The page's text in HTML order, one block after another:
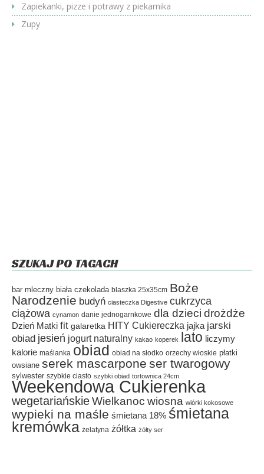
Zapiekanki, pizze i potrawy z piekarnika
Zupy
SZUKAJ PO TAGACH
bar mleczny biała czekolada blaszka 25x35cm Boże
Narodzenie budyń ciasteczka Digestive cukrzyca
ciążowa cynamon danie jednogarnkowe dla dzieci drożdże
Dzień Matki fit galaretka HITY Cukiereczka jajka jarski
obiad jesień jogurt naturalny kakao koperek lato liczymy
kalorie maślanka obiad obiad na słodko orzechy włoskie płatki
owsiane serek mascarpone ser twarogowy
sylwester szybkie ciasto szybki obiad tortownica 24cm
Weekendowa Cukierenka
wegetariańskieWielkanoc wiosna wiórki kokosowe
wypieki na maśle śmietana 18% śmietana
kremówka żelatyna żółtka żółty ser